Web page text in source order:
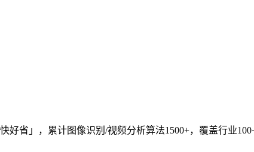
好省」，累计图像识别/视频分析算法1500+，覆盖行业